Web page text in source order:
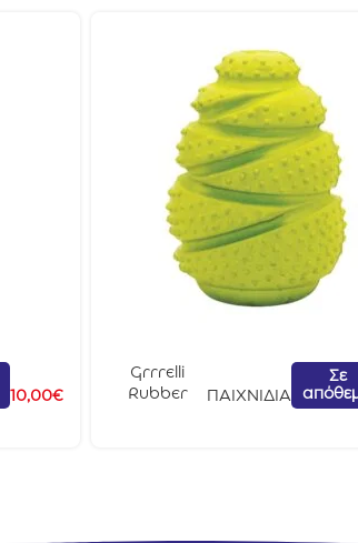
10,00€
Grrrelli
Rubber
ΠΑΙΧΝΙΔΙΑ
Σε